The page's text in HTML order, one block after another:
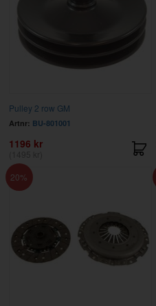
Pulley 2 row GM
Artnr: BU-801001
1196 kr
20